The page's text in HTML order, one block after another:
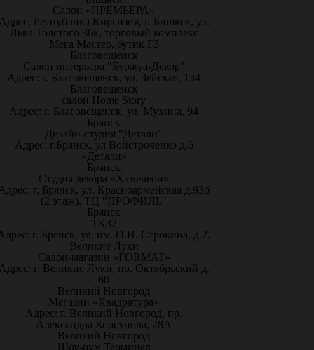
Салон «ПРЕМЬЕРА»
Республика Киргизия, г. Бишкек, ул.
Льва Толстого 36к, торговый комплекс
Мега Мастер, бутик Г3
Благовещенск
Салон интерьера "Буржуа-Декор"
Адрес: г. Благовещенск, ул. Зейская, 134
Благовещенск
салон Home Story
Адрес: г. Благовещенск, ул. Мухина, 94
Брянск
Дизайн-студия "Детали"
Адрес: г.Брянск, ул Войстроченко д.6
«Детали»
Брянск
Студия декора «Хамелеон»
г. Брянск, ул. Красноармейская д.93б
(2 этаж), ТЦ "ПРОФИЛЬ"
Брянск
ТК32
г. Брянск, ул. им. О.Н. Строкина, д.2.
Великие Луки
Салон-магазин «FORMAT»
г. Великие Луки, пр. Октябрьский д.
60
Великий Новгород
Магазин «Квадратура»
Адрес: г. Великий Новгород, пр.
Александра Корсунова, 28А
Великий Новгород
Шоу-рум Терминал